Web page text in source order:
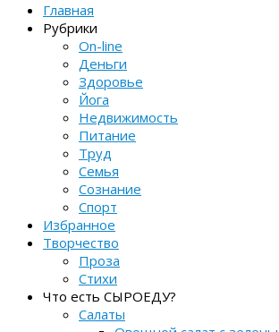
Главная
Рубрики
On-line
Деньги
Здоровье
Йога
Недвижимость
Питание
Труд
Семья
Сознание
Спорт
Избранное
Творчество
Проза
Стихи
Что есть СЫРОЕДУ?
Салаты